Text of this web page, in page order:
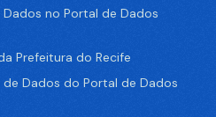
no Portal de Dados
Prefeitura do Recife
Dados do Portal de Dados